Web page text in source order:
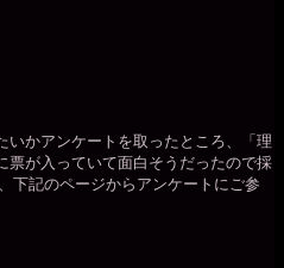
いかアンケートを取ったところ、「理
票が入っていて面白そうだったので採
下記のページからアンケートにご参